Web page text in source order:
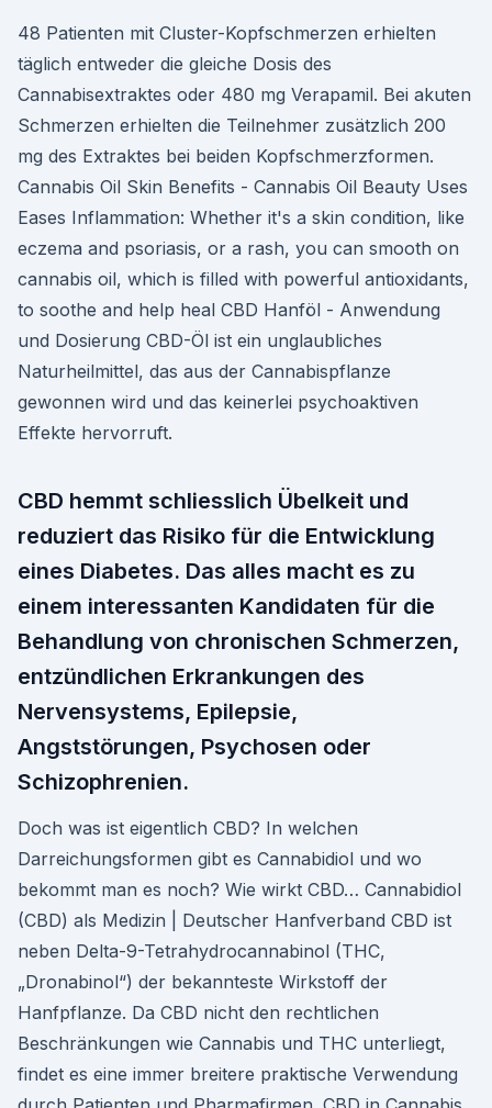
48 Patienten mit Cluster-Kopfschmerzen erhielten
täglich entweder die gleiche Dosis des
Cannabisextraktes oder 480 mg Verapamil. Bei akuten
Schmerzen erhielten die Teilnehmer zusätzlich 200
mg des Extraktes bei beiden Kopfschmerzformen.
Cannabis Oil Skin Benefits - Cannabis Oil Beauty Uses
Eases Inflammation: Whether it's a skin condition, like
eczema and psoriasis, or a rash, you can smooth on
cannabis oil, which is filled with powerful antioxidants,
to soothe and help heal CBD Hanföl - Anwendung
und Dosierung CBD-Öl ist ein unglaubliches
Naturheilmittel, das aus der Cannabispflanze
gewonnen wird und das keinerlei psychoaktiven
Effekte hervorruft.
CBD hemmt schliesslich Übelkeit und
reduziert das Risiko für die Entwicklung
eines Diabetes. Das alles macht es zu
einem interessanten Kandidaten für die
Behandlung von chronischen Schmerzen,
entzündlichen Erkrankungen des
Nervensystems, Epilepsie,
Angststörungen, Psychosen oder
Schizophrenien.
Doch was ist eigentlich CBD? In welchen
Darreichungsformen gibt es Cannabidiol und wo
bekommt man es noch? Wie wirkt CBD… Cannabidiol
(CBD) als Medizin | Deutscher Hanfverband CBD ist
neben Delta-9-Tetrahydrocannabinol (THC,
„Dronabinol“) der bekannteste Wirkstoff der
Hanfpflanze. Da CBD nicht den rechtlichen
Beschränkungen wie Cannabis und THC unterliegt,
findet es eine immer breitere praktische Verwendung